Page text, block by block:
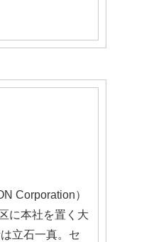
Corporation）
に本社を置く大
立石一真。セ